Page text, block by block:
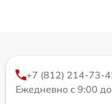
+7 (812) 214-73-
Ежедневно с 9:00